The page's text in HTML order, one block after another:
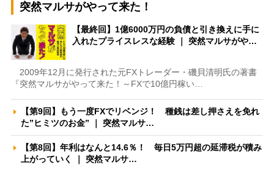
突然マルサがやって来た！
【最終回】1億6000万円の負債と引き換えに手に
入れたプライスレスな経験 ｜ 突然マルサがや…
2009年12月に発行された元FXトレーダー・磯貝清明氏の著書
『突然マルサがやって来た！～FXで10億円稼い…
【第9回】もう一度FXでリベンジ！ 種銭は差し押さえを免れ
た”ヒミツのお金” ｜ 突然マルサ…
【第8回】年利はなんと14.6％！ 毎日5万円超の延滞税が積み
上がっていく ｜ 突然マルサ…